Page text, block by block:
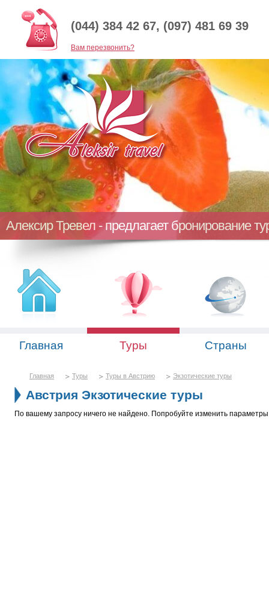
(044) 384 42 67, (097) 481 69 39
Baм перезвонить?
Алексир Тревел - предлагает бронирование
Главная Туры Страны
Главная Туры Туры в Австрию Экзотические туры
Австрия Экзотические туры
По вашему запросу ничего не найдено. Попробуйте изменить